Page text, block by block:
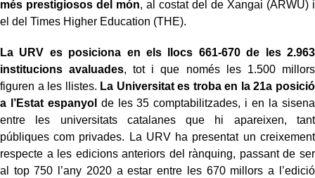
més prestigiosos del món, al costat del de Xangai (ARWU) i
el del Times Higher Education (THE).
La URV es posiciona en els llocs 661-670 de les 2.963
institucions avaluades, tot i que només les 1.500 millors
figuren a les llistes. La Universitat es troba en la 21a posició
a l’Estat espanyol de les 35 comptabilitzades, i en la sisena
entre les universitats catalanes que hi apareixen, tant
públiques com privades. La URV ha presentat un creixement
respecte a les edicions anteriors del rànquing, passant de ser
al top 750 l’any 2020 a estar entre les 670 millors a l’edició